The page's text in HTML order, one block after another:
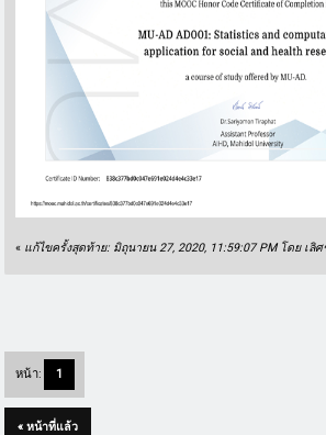
« แก้ไขครั้งสุดท้าย: มิถุนายน 27, 2020, 11:59:07 PM โดย เลิ
หน้า: 1
« หน้าที่แล้ว